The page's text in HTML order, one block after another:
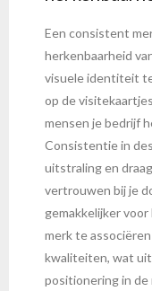
Een consistent
herkenbaarheid
visuele identiteit
op de
mensen je bedrijf
Consistentie in
uitstraling en
vertrouwen bij je
gemakkelijker
merk te
kwaliteiten, wat
positionering in de